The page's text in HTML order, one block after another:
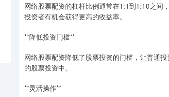
网络股票配资的杠杆比例通常在1:1到1:10之间
投资者有机会获得更高的收益率。
**降低投资门槛**
网络股票配资降低了股票投资的门槛，让普通
的股票投资中。
**灵活操作**